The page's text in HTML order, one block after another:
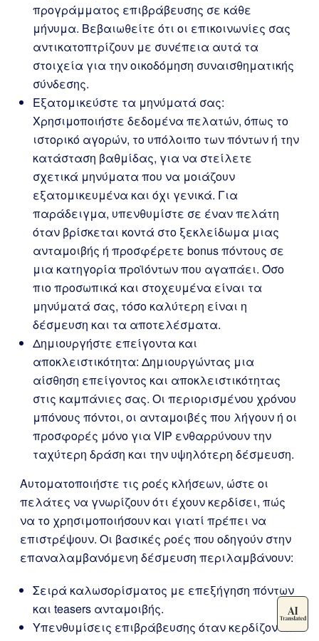
προγράμματος επιβράβευσης σε κάθε
μήνυμα. Βεβαιωθείτε ότι οι επικοινωνίες σας
αντικατοπτρίζουν με συνέπεια αυτά τα
στοιχεία για την οικοδόμηση συναισθηματικής
σύνδεσης.
Εξατομικεύστε τα μηνύματά σας:
Χρησιμοποιήστε δεδομένα πελατών, όπως το
ιστορικό αγορών, το υπόλοιπο των πόντων ή την
κατάσταση βαθμίδας, για να στείλετε
σχετικά μηνύματα που να μοιάζουν
εξατομικευμένα και όχι γενικά. Για
παράδειγμα, υπενθυμίστε σε έναν πελάτη
όταν βρίσκεται κοντά στο ξεκλείδωμα μιας
ανταμοιβής ή προσφέρετε bonus πόντους σε
μια κατηγορία προϊόντων που αγαπάει. Όσο
πιο προσωπικά και στοχευμένα είναι τα
μηνύματά σας, τόσο καλύτερη είναι η
δέσμευση και τα αποτελέσματα.
Δημιουργήστε επείγοντα και
αποκλειστικότητα: Δημιουργώντας μια
αίσθηση επείγοντος και αποκλειστικότητας
στις καμπάνιες σας. Οι περιορισμένου χρόνου
μπόνους πόντοι, οι ανταμοιβές που λήγουν ή οι
προσφορές μόνο για VIP ενθαρρύνουν την
ταχύτερη δράση και την υψηλότερη δέσμευση.
Αυτοματοποιήστε τις ροές κλήσεων, ώστε οι
πελάτες να γνωρίζουν ότι έχουν κερδίσει, πώς
να το χρησιμοποιήσουν και γιατί πρέπει να
επιστρέψουν. Οι βασικές ροές που οδηγούν στην
επαναλαμβανόμενη δέσμευση περιλαμβάνουν:
Σειρά καλωσορίσματος με επεξήγηση πόντων
και teasers ανταμοιβής.
Υπενθυμίσεις επιβράβευσης όταν κερδίζονται